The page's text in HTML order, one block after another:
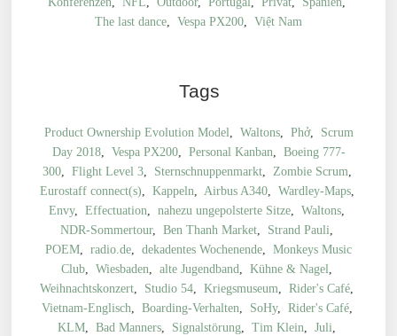
Konferenzen,NFL,Outdoor, Portugal ,Privat,
Product Ownership Evolution Model,Waltons ,Phở, Scrum
Day 2018,Vespa PX200,Personal Kanban ,Boeing 777-
300,Flight Level 3,Sternschnuppenmarkt, Zombie Scrum,
Eurostaff connect(s), Kappeln ,Airbus A340,Wardley-Maps
Envy,Effectuation, nahezu ungepolsterte Sitze, Waltons
NDR-Sommertour,Ben Thanh Market, Strand Pauli,
POEM, radio.de,dekadentes Wochenende,Monkeys Music
Club,Wiesbaden,alte Jugendband,Kühne & Nagel,
Weihnachtskonzert ,Studio 54,Kriegsmuseum,Rider's Café,
Vietnam-Englisch,Boarding-Verhalten, SoHy,Rider's Café